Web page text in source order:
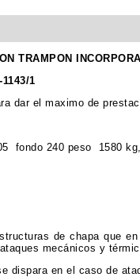
TRAMPON
1
dar el maximo de
fondo 240 peso 1580 kg,
de chapa que
mecánicos y
dispara en el caso de